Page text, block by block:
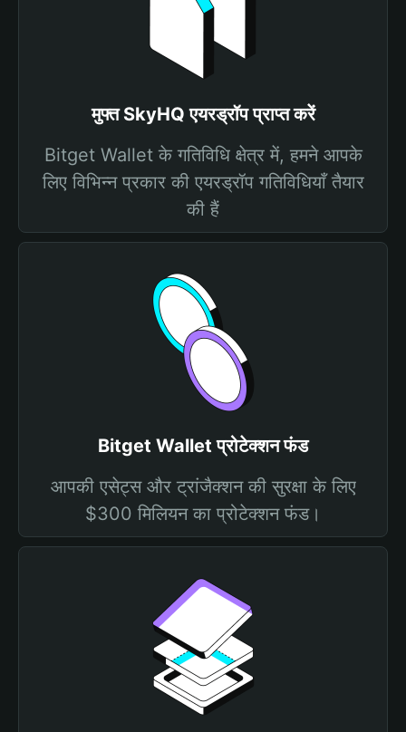
मुफ्त SkyHQ एयरड्रॉप प्राप्त करें
Bitget Wallet के गतिविधि क्षेत्र में, हमने आपके
लिए विभिन्न प्रकार की एयरड्रॉप गतिविधियाँ तैयार
की हैं
Bitget Wallet प्रोटेक्शन फंड
आपकी एसेट्स और ट्रांजैक्शन की सुरक्षा के लिए
$300 मिलियन का प्रोटेक्शन फंड।